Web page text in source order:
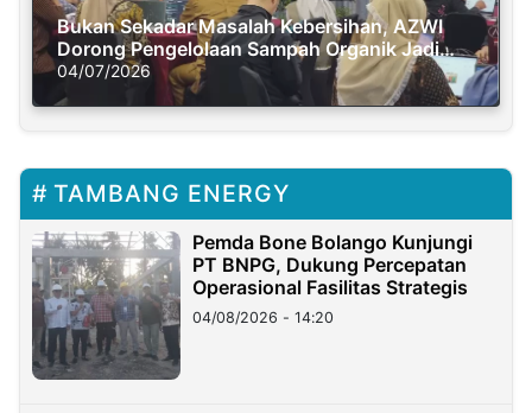
Bukan Sekadar Masalah Kebersihan, AZWI
Dorong Pengelolaan Sampah Organik Jadi
Solusi Krisis Iklim
04/07/2026
TAMBANG ENERGY
Pemda Bone Bolango Kunjungi
PT BNPG, Dukung Percepatan
Operasional Fasilitas Strategis
04/08/2026 - 14:20